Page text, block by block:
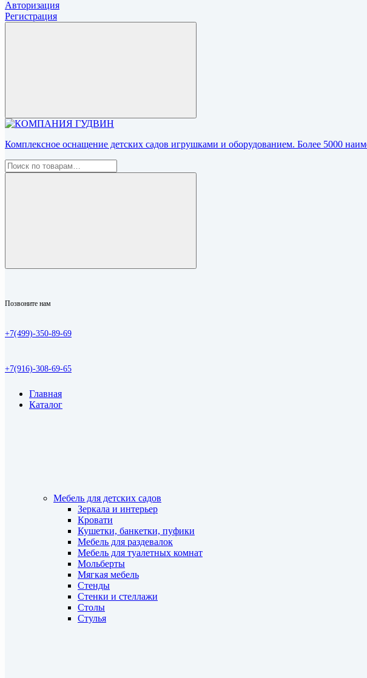
Авторизация
Регистрация
Комплексное оснащение детских садов игрушками и оборудованием. Более 5000
Позвоните нам
+7(499)-350-89-69
+7(916)-308-69-65
Главная
Каталог
Мебель для детских садов
Зеркала и интерьер
Кровати
Кушетки, банкетки, пуфики
Мебель для раздевалок
Мебель для туалетных комнат
Мольберты
Мягкая мебель
Стенды
Стенки и стеллажи
Столы
Стулья